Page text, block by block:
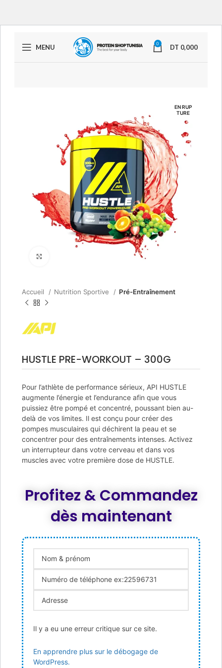
MENU 0 DT 0,000
EN RUP
TURE
Accueil Nutrition Sportive Pré-Entraînement
HUSTLE PRE-WORKOUT – 300G
Pour l’athlète de performance sérieux, API HUSTLE
augmente l’énergie et l’endurance afin que vous
puissiez être pompé et concentré, poussant bien au-
delà de vos limites. Il est conçu pour créer des
pompes musculaires qui déchirent la peau et se
concentrer pour des entraînements intenses. Activez
un interrupteur dans votre cerveau et dans vos
muscles avec votre première dose de HUSTLE.
Profitez & Commandez
dès maintenant
Il y a eu une erreur critique sur ce site.
En apprendre plus sur le débogage de
WordPress.